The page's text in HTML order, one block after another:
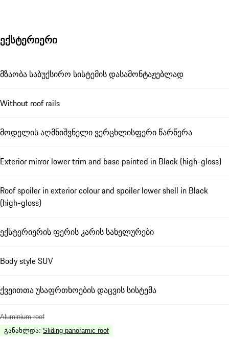
ექსტერიერი
მზაობა საბუქსირო სისტემის დასამონტაჟებლად
Without roof rails
მოდელის აღმნიშვნელი ვერცხლისფერი წარწერა
Exterior mirror lower trim and base painted in Black (high-gloss)
Roof spoiler in exterior colour and spoiler lower shell in Black
(high-gloss)
ექსტერიერის ფერის კარის სახელურები
Body style SUV
ქვეითთა უსაფრთხოების დაცვის სისტემა
Aluminium roof
განახლდა: Sliding panoramic roof